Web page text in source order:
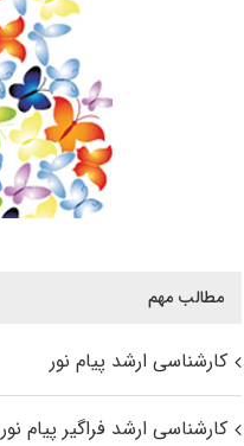
مطالب مهم
کارشناسی ارشد پیام نور
کارشناسی ارشد فراگیر پیام نور